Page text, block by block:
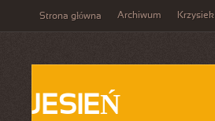
Strona główna Archiwum Krzysiek
JESIEŃ